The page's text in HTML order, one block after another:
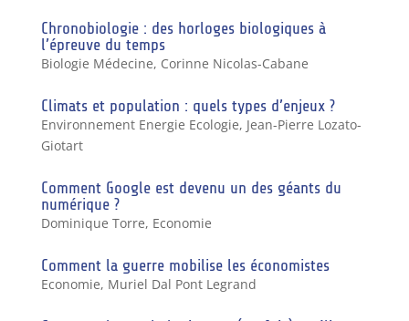
Chronobiologie : des horloges biologiques à
l’épreuve du temps
Biologie Médecine, Corinne Nicolas-Cabane
Climats et population : quels types d’enjeux ?
Environnement Energie Ecologie, Jean-Pierre Lozato-
Giotart
Comment Google est devenu un des géants du
numérique ?
Dominique Torre, Economie
Comment la guerre mobilise les économistes
Economie, Muriel Dal Pont Legrand